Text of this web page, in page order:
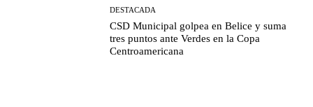
DESTACADA
CSD Municipal golpea en Belice y suma
tres puntos ante Verdes en la Copa
Centroamericana